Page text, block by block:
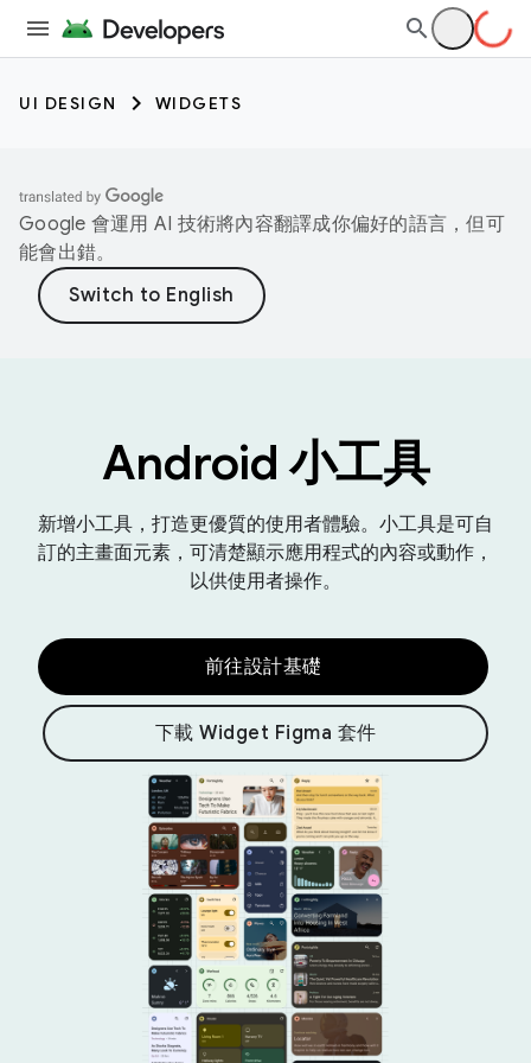
UI DESIGN WIDGETS
Google 會運用 AI 技術將內容翻譯成你偏好的語言，但可
能會出錯。
Android 小工具
新增小工具，打造更優質的使用者體驗。小工具是可自
訂的主畫面元素，可清楚顯示應用程式的內容或動作，
以供使用者操作。
前往設計基礎
下載 Widget Figma 套件